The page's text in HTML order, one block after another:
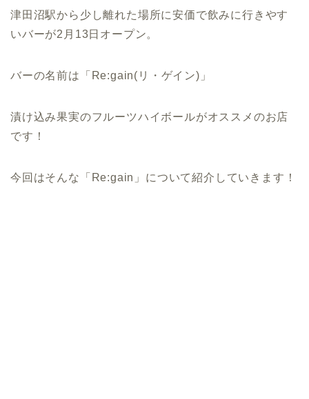
津田沼駅から少し離れた場所に安価で飲みに行きやす
いバーが2月13日オープン。
バーの名前は「Re:gain(リ・ゲイン)」
漬け込み果実のフルーツハイボールがオススメのお店
です！
今回はそんな「Re:gain」について紹介していきます！